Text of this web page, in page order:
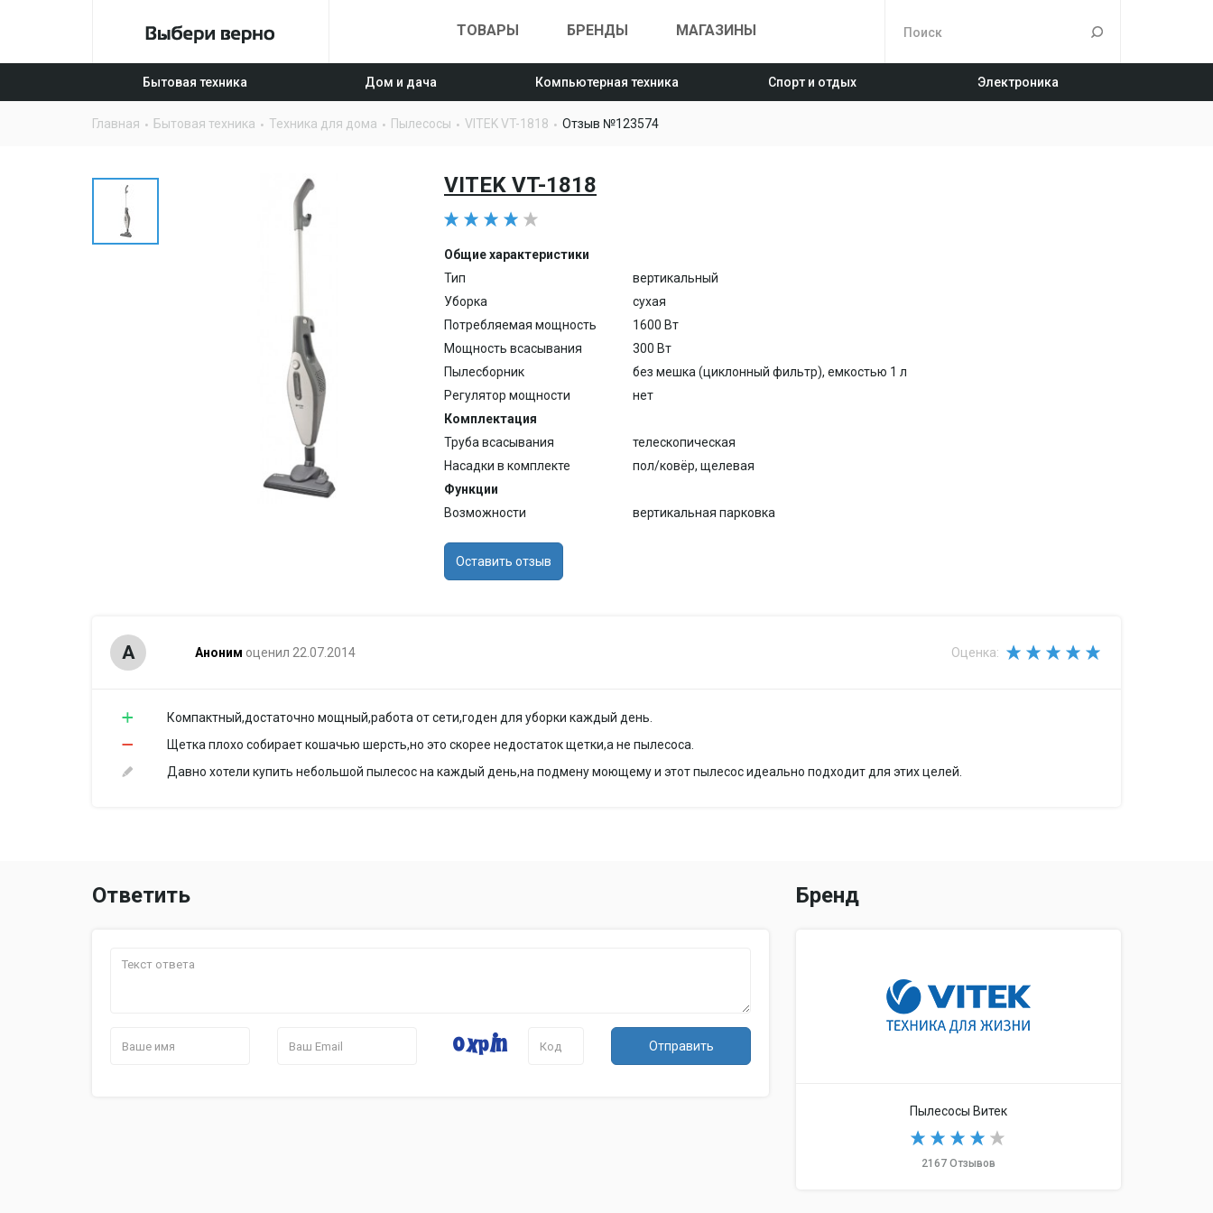
ТОВАРЫ БРЕНДЫ МАГАЗИНЫ
Бытовая техника Дом и дача Компьютерная техника Спорт и отдых Электроника
Главная Бытовая техника Техника для дома Пылесосы VITEK VT-1818 Отзыв №123574
VITEK VT-1818
Общие характеристики
Тип
вертикальный
Уборка
сухая
Потребляемая мощность
1600 Вт
Мощность всасывания
300 Вт
Пылесборник
без мешка (циклонный фильтр), емкостью 1 л
Регулятор мощности
нет
Комплектация
Труба всасывания
телескопическая
Насадки в комплекте
пол/ковёр, щелевая
Функции
Возможности
вертикальная парковка
Оставить отзыв
А Аноним оценил 22.07.2014 Оценка:
Компактный,достаточно мощный,работа от сети,годен для уборки каждый день.
Щетка плохо собирает кошачью шерсть,но это скорее недостаток щетки,а не пылесоса.
Давно хотели купить небольшой пылесос на каждый день,на подмену моющему и этот пылесос идеально подходит для этих целей.
Ответить
Отправить
Бренд
Пылесосы Витек
2167 Отзывов